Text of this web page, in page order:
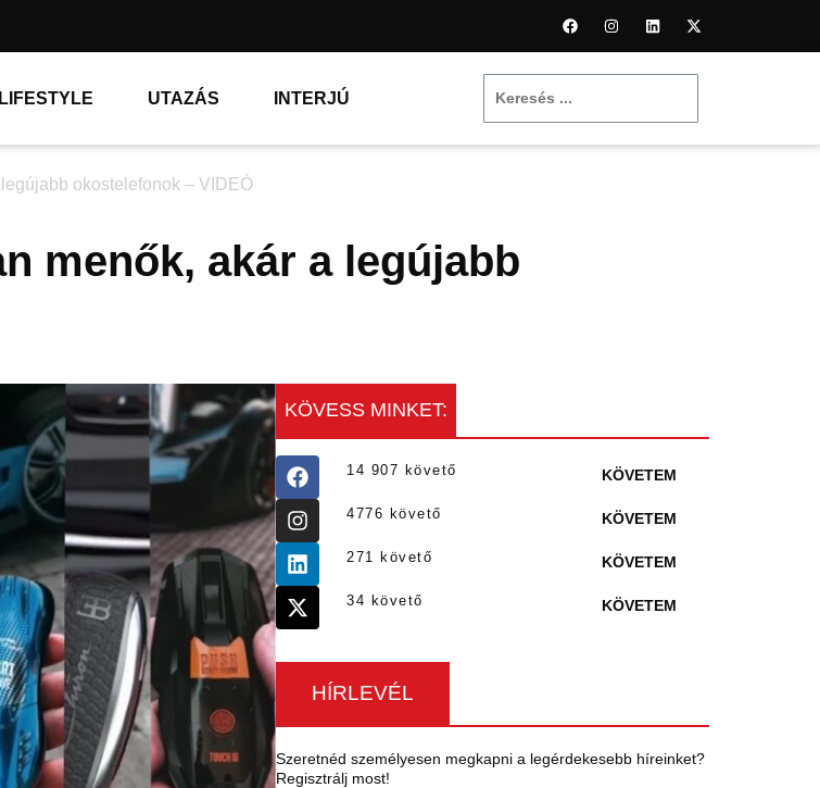
LIFESTYLE UTAZÁS INTERJÚ
okostelefonok – VIDEÓ
menők, akár a legújabb
KÖVESS MINKET:
14 907 követő KÖVETEM
4776 követő KÖVETEM
271 követő KÖVETEM
34 követő KÖVETEM
HÍRLEVÉL
Szeretnéd személyesen megkapni a legérdekesebb híreinket?
Regisztrálj most!